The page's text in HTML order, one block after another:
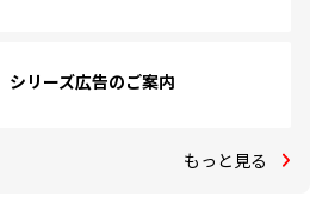
シリーズ広告のご案内
もっと見る